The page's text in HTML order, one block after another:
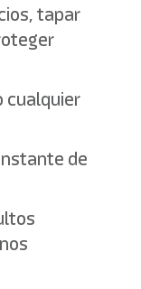
tapar
cualquier
de